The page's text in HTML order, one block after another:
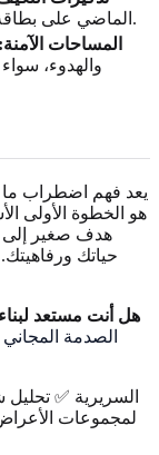
الماضي على بطاقة صغيرة يمكنك الاحتفاظ بها في محفظتك.
المساحات الآمنة:
والهدوء،
يعد فهم اضطراب ما
هو الخطوة الأولى
هدف صغير إلى
حياتك
هل أنت مستعد
الصدمة المجاني
لمجموعات الأعراض